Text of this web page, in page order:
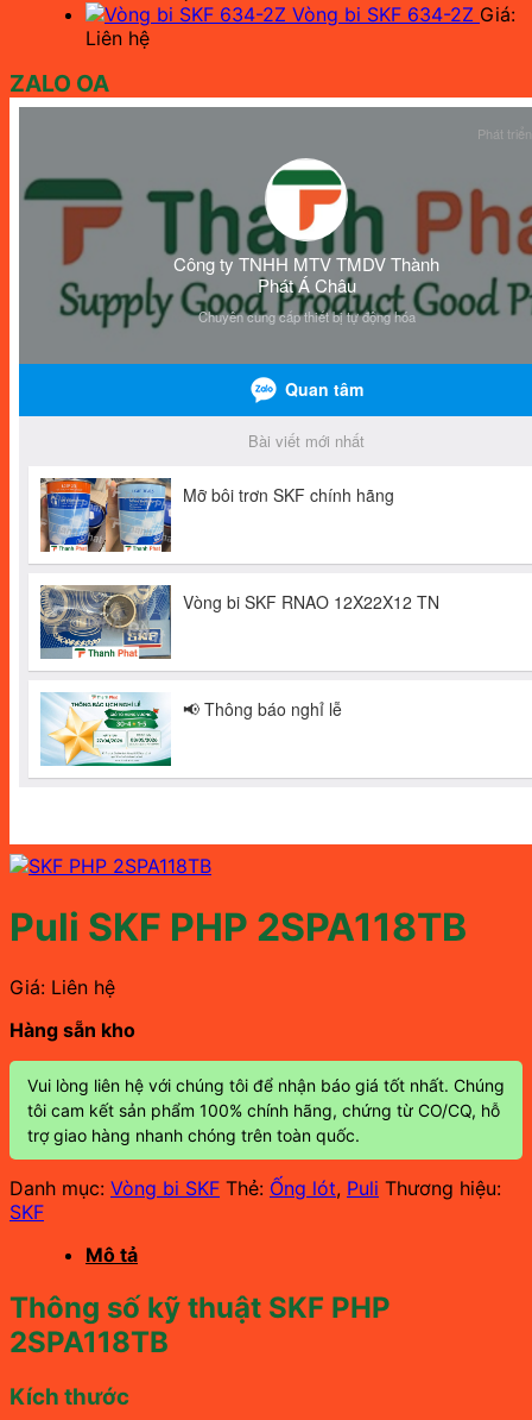
Vòng bi SKF 634-2Z Giá:
Liên hệ
ZALO OA
Puli SKF PHP 2SPA118TB
Giá: Liên hệ
Hàng sẵn kho
Vui lòng liên hệ với chúng tôi để nhận báo giá tốt nhất. Chúng
tôi cam kết sản phẩm 100% chính hãng, chứng từ CO/CQ, hỗ
trợ giao hàng nhanh chóng trên toàn quốc.
Danh mục: Vòng bi SKF Thẻ: Ống lót, Puli Thương hiệu:
SKF
Mô tả
Thông số kỹ thuật SKF PHP
2SPA118TB
Kích thước